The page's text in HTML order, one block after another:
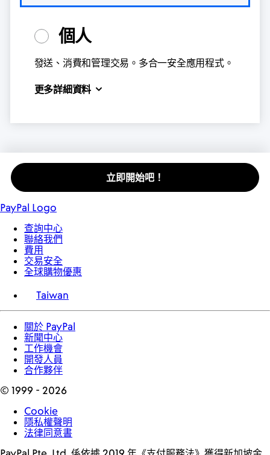
個人
發送、消費和管理交易。多合一安全應用程式。
更多詳細資料
立即開始吧！